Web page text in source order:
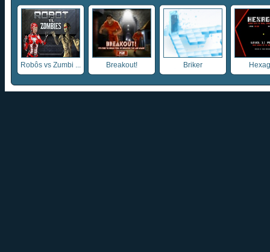
Robôs vs Zumbi ... Breakout! Briker